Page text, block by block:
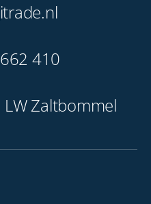
410
Zaltbommel